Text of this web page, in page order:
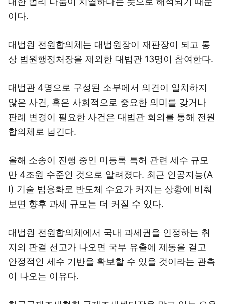
이다.
대법원 전원합의체는 대법원장이 재판장이 되고 통
상 법원행정처장을 제외한 대법관 13명이 참여한다.
대법관 4명으로 구성된 소부에서 의견이 일치하지
않은 사건, 혹은 사회적으로 중요한 의미를 갖거나
판례 변경이 필요한 사건은 대법관 회의를 통해 전원
합의체로 넘긴다.
올해 소송이 진행 중인 미등록 특허 관련 세수 규모
만 4조원 수준인 것으로 알려졌다. 최근 인공지능(A
I) 기술 범용화로 반도체 수요가 커지는 상황에 비춰
보면 향후 과세 규모는 더 커질 수 있다.
대법원 전원합의체에서 국내 과세권을 인정하는 취
지의 판결 선고가 나오면 국부 유출에 제동을 걸고
안정적인 세수 기반을 확보할 수 있을 것이라는 관측
이 나오는 이유다.